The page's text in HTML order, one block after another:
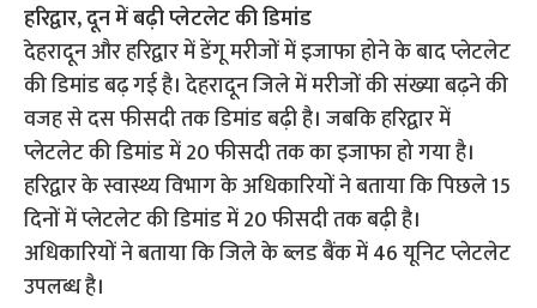
हरिद्वार, दून में बढ़ी प्लेटलेट की डिमांड
देहरादून और हरिद्वार में डेंगू मरीजों में इजाफा होने के बाद प्लेटलेट
की डिमांड बढ़ गई है। देहरादून जिले में मरीजों की संख्या बढ़ने की
वजह से दस फीसदी तक डिमांड बढ़ी है। जबकि हरिद्वार में
प्लेटलेट की डिमांड में 20 फीसदी तक का इजाफा हो गया है।
हरिद्वार के स्वास्थ्य विभाग के अधिकारियों ने बताया कि पिछले 15
दिनों में प्लेटलेट की डिमांड में 20 फीसदी तक बढ़ी है।
अधिकारियों ने बताया कि जिले के ब्लड बैंक में 46 यूनिट प्लेटलेट
उपलब्ध है।